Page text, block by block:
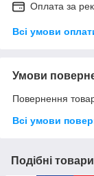
Оплата за
Всі умови
Умови
Повернення
Всі умови
Подібні